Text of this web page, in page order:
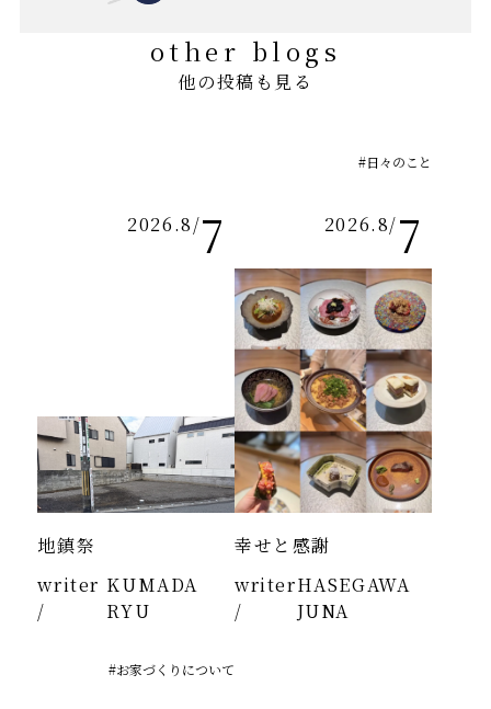
other blogs
他の投稿も見る
2026.8/7
地鎮祭
writer
/
KUMADA
RYU
2026.8/7
幸せと感謝
#日々のこと
writer
/
HASEGAWA
JUNA
#お家づくりについて